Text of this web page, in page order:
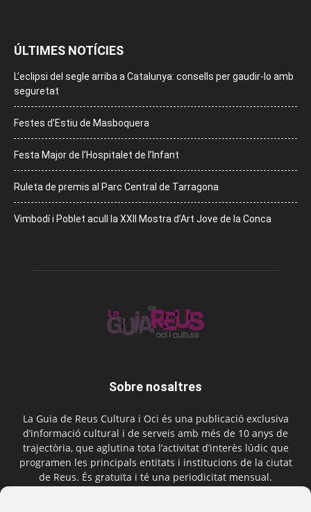
ÚLTIMES NOTÍCIES
L’eclipsi del segle arriba a Catalunya: consells per gaudir-lo amb
seguretat
Festes d’Estiu de Masboquera
Festa Major de l’Hospitalet de l’Infant
Ruleta de premis al Parc Central de Tarragona
Vimbodí i Poblet acull la XXII Mostra d’Art Jove de la Conca
Sobre nosaltres
La Guia de Reus Cultura i Oci és una publicació exclusiva
d’informació cultural i de serveis amb més de 10 anys de
trajectòria, que aglutina tota l’activitat d’interès lúdic que
programen les principals entitats i institucions de la ciutat
de Reus. És gratuïta i té una periodicitat mensual.